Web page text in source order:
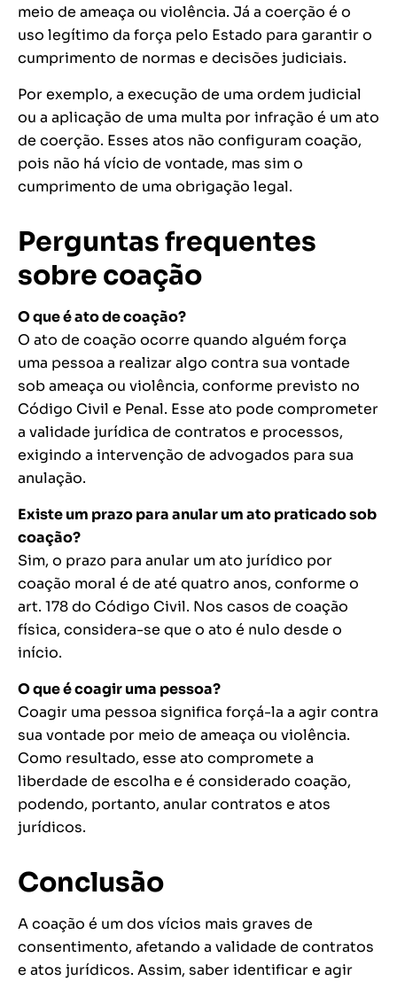
meio de ameaça ou violência. Já a coerção é o
uso legítimo da força pelo Estado para garantir o
cumprimento de normas e decisões judiciais.
Por exemplo, a execução de uma ordem judicial
ou a aplicação de uma multa por infração é um ato
de coerção. Esses atos não configuram coação,
pois não há vício de vontade, mas sim o
cumprimento de uma obrigação legal.
Perguntas frequentes
sobre coação
O que é ato de coação?
O ato de coação ocorre quando alguém força
uma pessoa a realizar algo contra sua vontade
sob ameaça ou violência, conforme previsto no
Código Civil e Penal. Esse ato pode comprometer
a validade jurídica de contratos e processos,
exigindo a intervenção de advogados para sua
anulação.
Existe um prazo para anular um ato praticado sob
coação?
Sim, o prazo para anular um ato jurídico por
coação moral é de até quatro anos, conforme o
art. 178 do Código Civil. Nos casos de coação
física, considera-se que o ato é nulo desde o
início.
O que é coagir uma pessoa?
Coagir uma pessoa significa forçá-la a agir contra
sua vontade por meio de ameaça ou violência.
Como resultado, esse ato compromete a
liberdade de escolha e é considerado coação,
podendo, portanto, anular contratos e atos
jurídicos.
Conclusão
A coação é um dos vícios mais graves de
consentimento, afetando a validade de contratos
e atos jurídicos. Assim, saber identificar e agir